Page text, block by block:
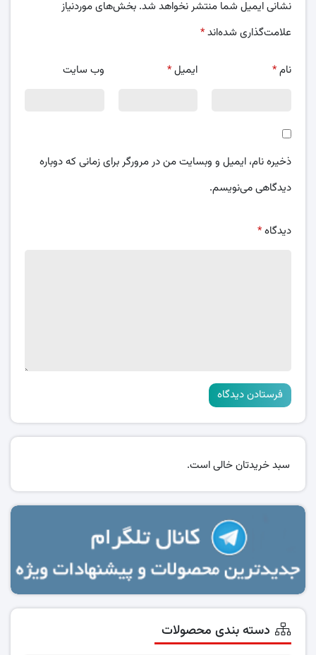
نشانی ایمیل شما منتشر نخواهد شد. بخش‌های موردنیاز
علامت‌گذاری شده‌اند*
نام* ایمیل* وب‌ سایت
ذخیره نام، ایمیل و وبسایت من در مرورگر برای زمانی که دوباره
دیدگاهی می‌نویسم.
دیدگاه*
سبد خریدتان خالی است.
دسته بندی محصولات